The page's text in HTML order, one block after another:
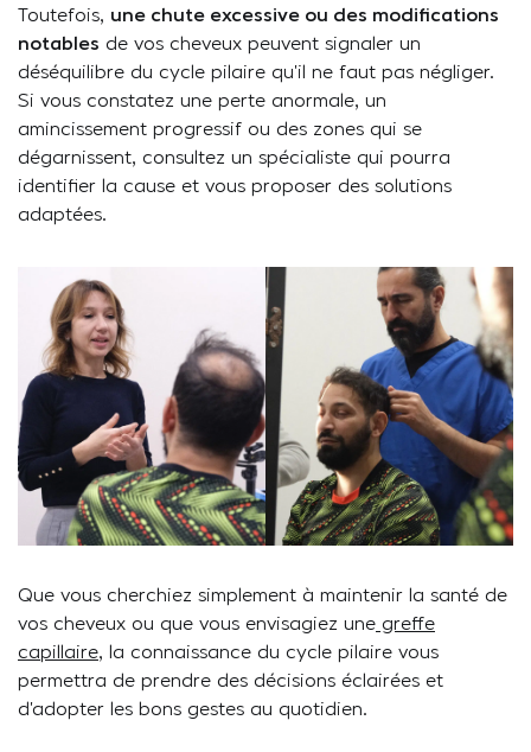
Toutefois, une chute excessive ou des modifications
notables de vos cheveux peuvent signaler un
déséquilibre du cycle pilaire qu’il ne faut pas négliger.
Si vous constatez une perte anormale, un
amincissement progressif ou des zones qui se
dégarnissent, consultez un spécialiste qui pourra
identifier la cause et vous proposer des solutions
adaptées.
Que vous cherchiez simplement à maintenir la santé de
vos cheveux ou que vous envisagiez unegreffe
capillaire, la connaissance du cycle pilaire vous
permettra de prendre des décisions éclairées et
d’adopter les bons gestes au quotidien.